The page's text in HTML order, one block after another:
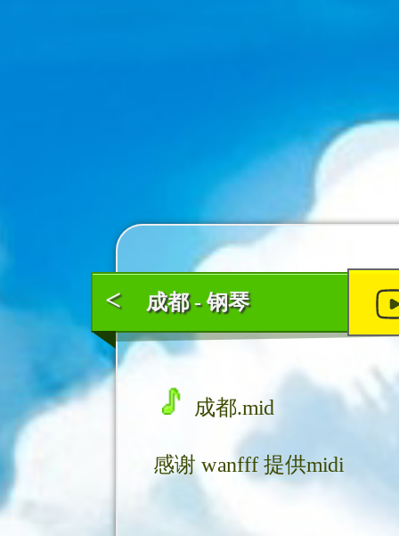
成都 - 钢琴
<
成都.mid
感谢 wanfff 提供midi